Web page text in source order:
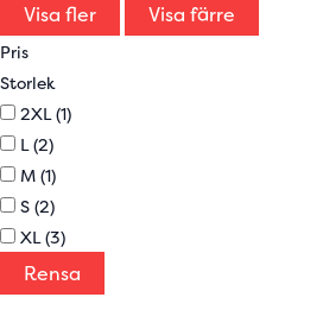
Visa fler Visa färre
Pris
Storlek
2XL (1)
L (2)
M (1)
S (2)
XL (3)
Rensa